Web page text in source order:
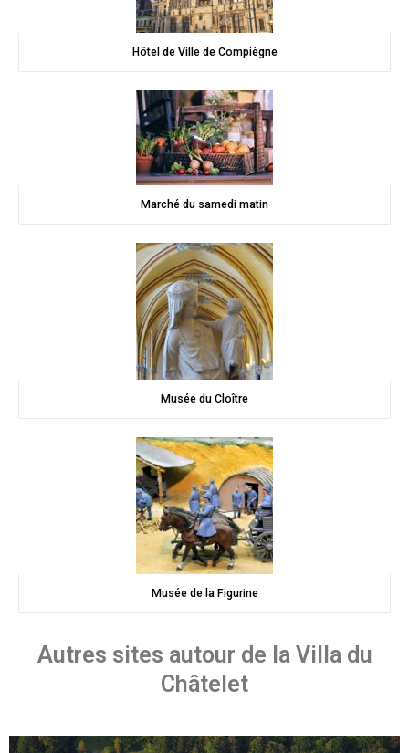
Hôtel de Ville de Compiègne
Marché du samedi matin
Musée du Cloître
Musée de la Figurine
Autres sites autour de la Villa du
Châtelet